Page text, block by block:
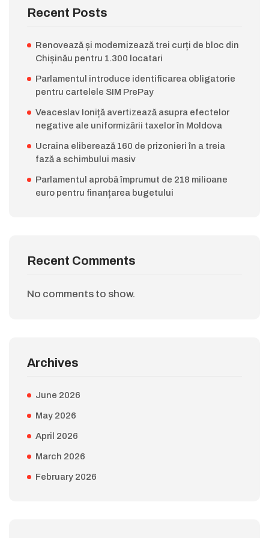
Recent Posts
Renovează și modernizează trei curți de bloc din
Chișinău pentru 1.300 locatari
Parlamentul introduce identificarea obligatorie
pentru cartelele SIM PrePay
Veaceslav Ioniță avertizează asupra efectelor
negative ale uniformizării taxelor în Moldova
Ucraina eliberează 160 de prizonieri în a treia
fază a schimbului masiv
Parlamentul aprobă împrumut de 218 milioane
euro pentru finanțarea bugetului
Recent Comments
No comments to show.
Archives
June 2026
May 2026
April 2026
March 2026
February 2026